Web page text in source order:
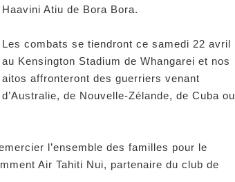
Haavini Atiu de Bora Bora.
Les combats se tiendront ce samedi 22 avril
au Kensington Stadium de Whangarei et nos
aitos affronteront des guerriers venant
d’Australie, de Nouvelle-Zélande, de Cuba ou
l’ensemble des familles pour le
Air Tahiti Nui, partenaire du club de